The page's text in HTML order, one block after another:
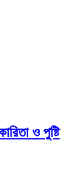
ও পুষ্টি